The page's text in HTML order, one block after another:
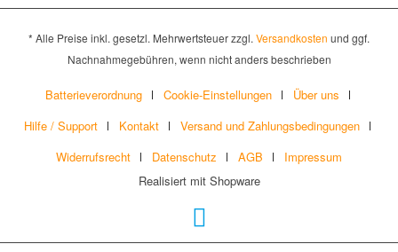
* Alle Preise inkl. gesetzl. Mehrwertsteuer zzgl. Versandkosten und ggf.
Nachnahmegebühren, wenn nicht anders beschrieben
Batterieverordnung Cookie-Einstellungen
Über uns
Hilfe / Support
Kontakt
Versand und Zahlungsbedingungen
Widerrufsrecht
Datenschutz AGB
Impressum
Realisiert mit Shopware